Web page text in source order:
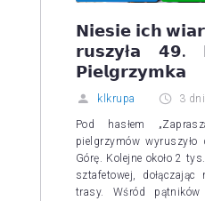
𝗡𝗶𝗲𝘀𝗶𝗲 𝗶𝗰𝗵
𝗿𝘂𝘀𝘇𝘆ł𝗮 𝟰𝟵.
𝗣𝗶𝗲𝗹𝗴𝗿𝘇𝘆𝗺𝗸𝗮
klkrupa 3
Pod hasłem
pielgrzymów
Górę. Kolejne około 2
sztafetowej,
trasy. Wśród pątników